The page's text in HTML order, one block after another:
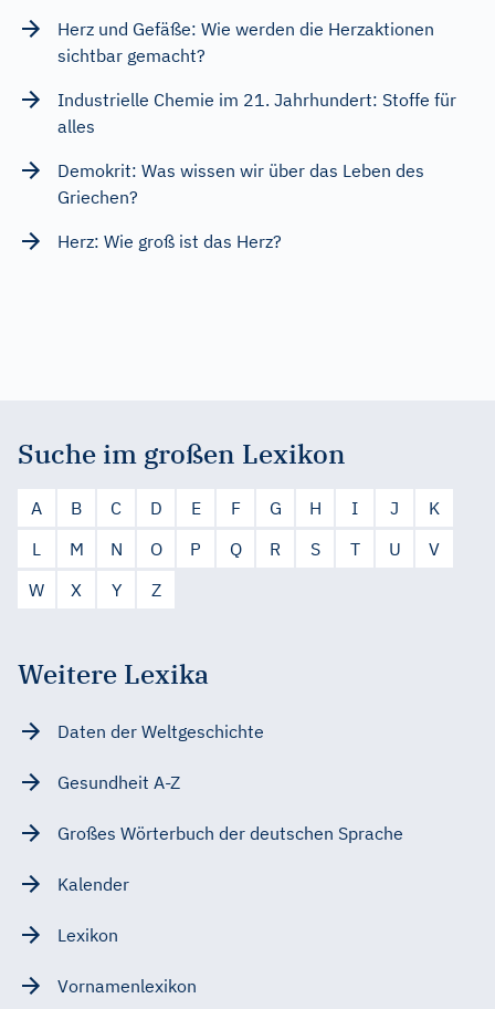
Herz und Gefäße: Wie werden die Herzaktionen
sichtbar gemacht?
Industrielle Chemie im 21. Jahrhundert: Stoffe für
alles
Demokrit: Was wissen wir über das Leben des
Griechen?
Herz: Wie groß ist das Herz?
Suche im großen Lexikon
A B C D E F G H I J
K
L
M N O P Q R S T U
V
W
X Y Z
Weitere Lexika
Daten der Weltgeschichte
Gesundheit A-Z
Großes Wörterbuch der deutschen Sprache
Kalender
Lexikon
Vornamenlexikon